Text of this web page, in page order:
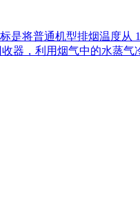
是将普通机型排烟温度从
器，利用烟气中的水蒸气